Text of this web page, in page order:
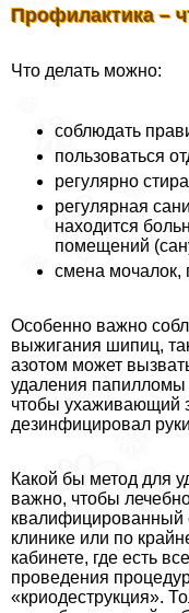
Профилактика –
Что делать можно:
соблюдать
пользоваться
регулярно
регулярная
находится
помещений
смена мочалок,
Особенно важно
выжигания шипиц,
азотом может
удаления папилломы
чтобы ухаживающий
дезинфицировал
Какой бы метод для
важно, чтобы
квалифицированный
клинике или по
кабинете, где есть
проведения
«криодеструкция».